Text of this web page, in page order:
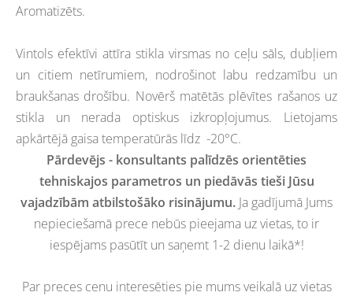
Pārdevējs - konsultants palīdzēs orientēties
tehniskajos parametros un piedāvās tieši Jūsu
vajadzībām atbilstošāko risinājumu. Ja gadījumā Jums
nepieciešamā prece nebūs pieejama uz vietas, to ir
iespējams pasūtīt un saņemt 1-2 dienu laikā*!
Par preces cenu interesēties pie mums veikalā uz vietas
Aromatizēts.
Vintols efektīvi attīra stikla virsmas no ceļu sāls, dubļiem
un citiem netīrumiem, nodrošinot labu redzamību un
braukšanas drošību. Novērš matētās plēvītes rašanos uz
stikla un nerada optiskus izkropļojumus. Lietojams
apkārtējā gaisa temperatūrās līdz -20°C.